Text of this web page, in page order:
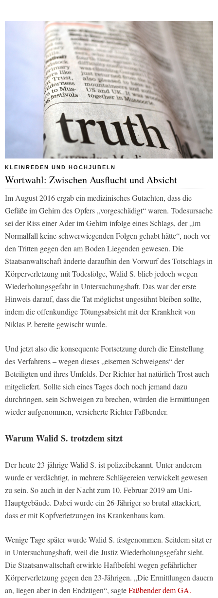
KLEINREDEN UND HOCHJUBELN
Wortwahl: Zwischen Ausflucht und Absicht
Im August 2016 ergab ein medizinisches Gutachten, dass die
Gefäße im Gehirn des Opfers „vorgeschädigt“ waren. Todesursache
sei der Riss einer Ader im Gehirn infolge eines Schlags, der „im
Normalfall keine schwerwiegenden Folgen gehabt hätte“, noch vor
den Tritten gegen den am Boden Liegenden gewesen. Die
Staatsanwaltschaft änderte daraufhin den Vorwurf des Totschlags in
Körperverletzung mit Todesfolge, Walid S. blieb jedoch wegen
Wiederholungsgefahr in Untersuchungshaft. Das war der erste
Hinweis darauf, dass die Tat möglichst ungesühnt bleiben sollte,
indem die offenkundige Tötungsabsicht mit der Krankheit von
Niklas P. bereite gewischt wurde.
Und jetzt also die konsequente Fortsetzung durch die Einstellung
des Verfahrens – wegen dieses „eisernen Schweigens“ der
Beteiligten und ihres Umfelds. Der Richter hat natürlich Trost auch
mitgeliefert. Sollte sich eines Tages doch noch jemand dazu
durchringen, sein Schweigen zu brechen, würden die Ermittlungen
wieder aufgenommen, versicherte Richter Faßbender.
Warum Walid S. trotzdem sitzt
Der heute 23-jährige Walid S. ist polizeibekannt. Unter anderem
wurde er verdächtigt, in mehrere Schlägereien verwickelt gewesen
zu sein. So auch in der Nacht zum 10. Februar 2019 am Uni-
Hauptgebäude. Dabei wurde ein 26-Jähriger so brutal attackiert,
dass er mit Kopfverletzungen ins Krankenhaus kam.
Wenige Tage später wurde Walid S. festgenommen. Seitdem sitzt er
in Untersuchungshaft, weil die Justiz Wiederholungsgefahr sieht.
Die Staatsanwaltschaft erwirkte Haftbefehl wegen gefährlicher
Körperverletzung gegen den 23-Jährigen. „Die Ermittlungen dauern
an, liegen aber in den Endzügen“, sagteFaßbender dem GA.